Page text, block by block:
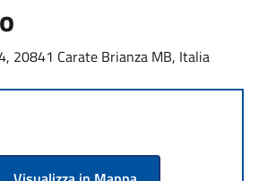
20841 Carate Brianza MB, Italia